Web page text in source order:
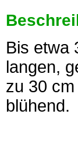
Bis etwa
langen,
zu 30
blühend.